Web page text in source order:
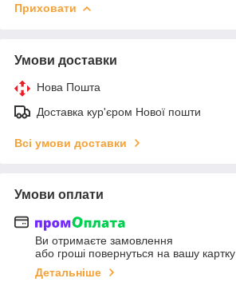
Приховати
Умови доставки
Нова Пошта
Доставка кур'єром Нової пошти
Всі умови доставки
Умови оплати
Ви отримаєте замовлення
або гроші повернуться на вашу картку
Детальніше